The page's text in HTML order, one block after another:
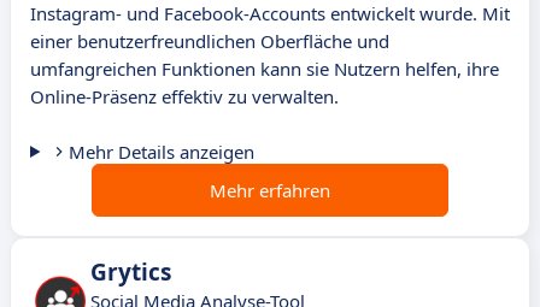
Instagram- und Facebook-Accounts entwickelt wurde. Mit
einer benutzerfreundlichen Oberfläche und
umfangreichen Funktionen kann sie Nutzern helfen, ihre
Online-Präsenz effektiv zu verwalten.
Mehr Details anzeigen
Mehr erfahren
Grytics
Social Media Analyse-Tool